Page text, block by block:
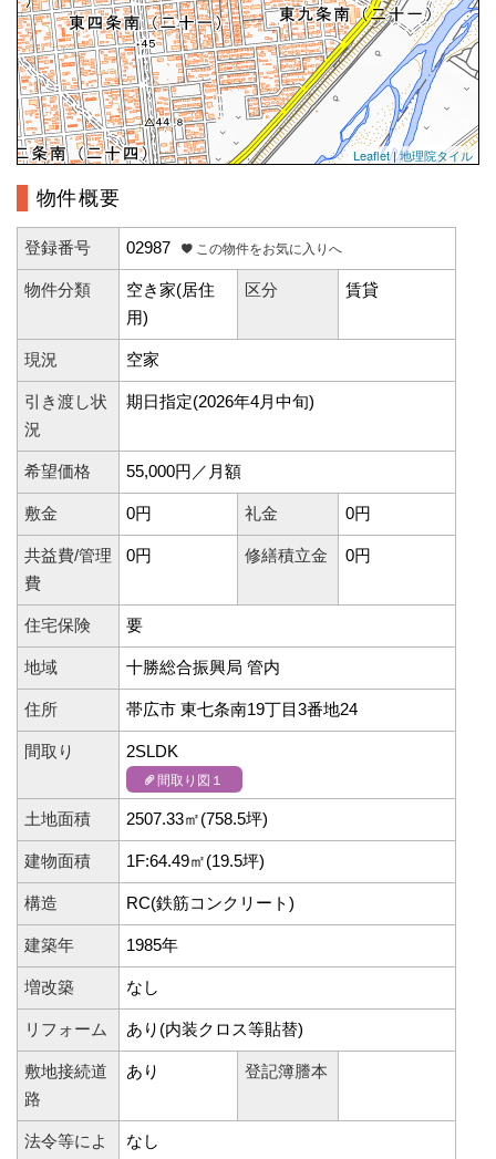
Leaflet|地理院タイル
物件概要
登録番号 02987 この物件をお気に入りへ
物件分類
空き家(居住
用)
区分 賃貸
現況 空家
引き渡し状
況
期日指定(2026年4月中旬)
希望価格 55,000円／月額
敷金 0円 礼金 0円
共益費/管理
費
0円 修繕積立金 0円
住宅保険 要
地域 十勝総合振興局 管内
住所 帯広市 東七条南19丁目3番地24
間取り 2SLDK
間取り図１
土地面積 2507.33㎡(758.5坪)
建物面積 1F:64.49㎡(19.5坪)
構造 RC(鉄筋コンクリート)
建築年 1985年
増改築 なし
リフォーム あり(内装クロス等貼替)
敷地接続道
路
あり 登記簿謄本
法令等によ なし